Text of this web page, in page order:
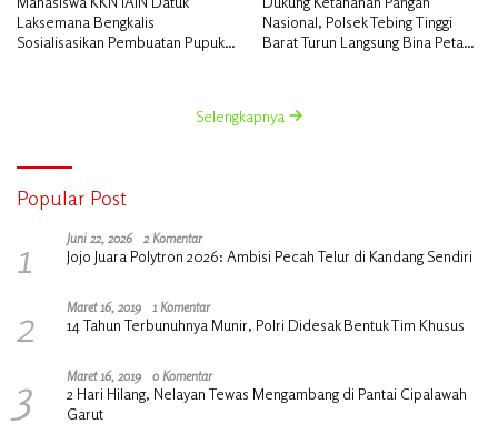
Laksemana Bengkalis
Sosialisasikan Pembuatan Pupuk
Nasional, Polsek Tebing Tinggi
Barat Turun Langsung Bina Petani
Selengkapnya
Popular Post
1 Juni 22, 2026 2 Komentar
Jojo Juara Polytron 2026: Ambisi Pecah Telur di Kandang Sendiri
2 Maret 16, 2019 1 Komentar
14 Tahun Terbunuhnya Munir, Polri Didesak Bentuk Tim Khusus
3 Maret 16, 2019 0 Komentar
2 Hari Hilang, Nelayan Tewas Mengambang di Pantai Cipalawah
Garut